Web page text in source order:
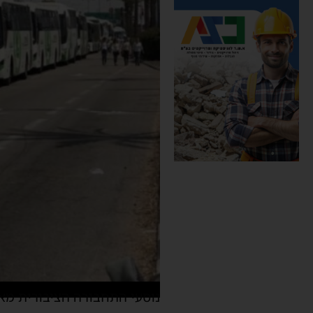
נוסעי התחבורה הציבורית